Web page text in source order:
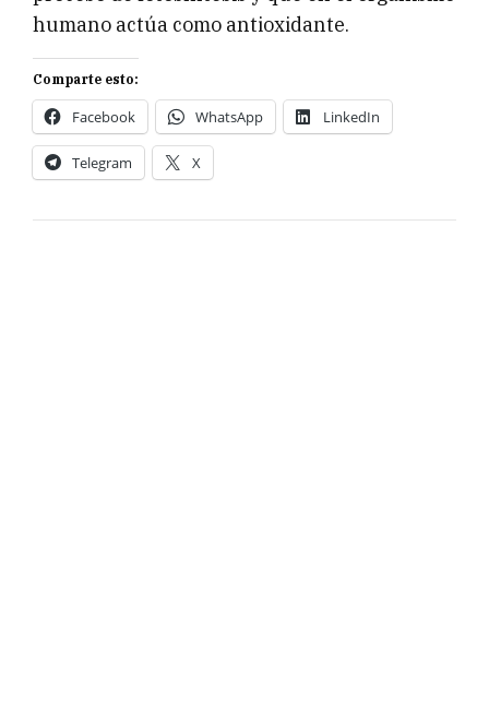
humano actúa como antioxidante.
Comparte esto:
Facebook WhatsApp LinkedIn
Telegram X